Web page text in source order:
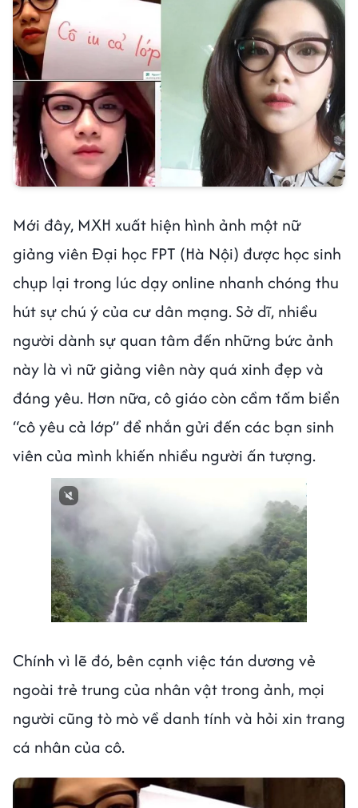
Mới đây, MXH xuất hiện hình ảnh một nữ
giảng viên Đại học FPT (Hà Nội) được học sinh
chụp lại trong lúc dạy online nhanh chóng thu
hút sự chú ý của cư dân mạng. Sở dĩ, nhiều
người dành sự quan tâm đến những bức ảnh
này là vì nữ giảng viên này quá xinh đẹp và
đáng yêu. Hơn nữa, cô giáo còn cầm tấm biển
“cô yêu cả lớp” để nhắn gửi đến các bạn sinh
viên của mình khiến nhiều người ấn tượng.
Next video in 1 Cancel
Chính vì lẽ đó, bên cạnh việc tán dương vẻ
ngoài trẻ trung của nhân vật trong ảnh, mọi
người cũng tò mò về danh tính và hỏi xin trang
cá nhân của cô.